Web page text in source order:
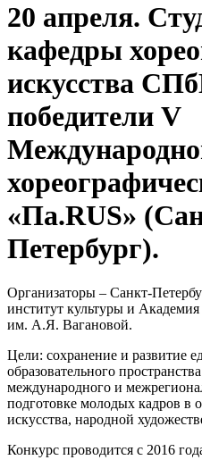
20 апреля.
кафедры
искусства
победители V
«Па.RUS»
Петербург).
Организаторы – Санкт-
институт культуры и Академия
им. А.Я. Вагановой.
Цели: сохранение и развитие
образовательного
международного и
подготовке молодых кадров в
искусства, народной
Конкурс проводится с 2016